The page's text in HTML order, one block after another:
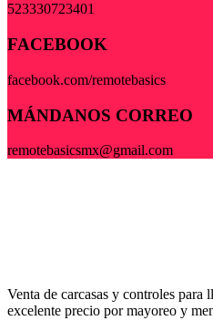
523330723401
FACEBOOK
facebook.com/remotebasics
MÁNDANOS CORREO
remotebasicsmx@gmail.com
Venta de carcasas y controles para
excelente precio por mayoreo y